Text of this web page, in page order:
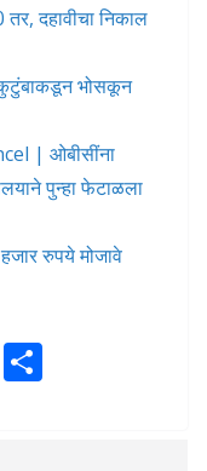
दहावीचा निकाल
कुटुंबाकडून भोसकून
| ओबीसींना
पुन्हा फेटाळला
रुपये मोजावे
M